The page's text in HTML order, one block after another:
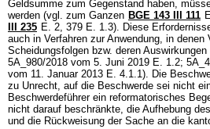
Geldsumme zum Gegenstand haben,
werden (vgl. zum Ganzen BGE 143 III 111
III 235 E. 2, 379 E. 1.3). Diese
auch in Verfahren zur Anwendung, in denen
Scheidungsfolgen bzw. deren
5A_980/2018 vom 5. Juni 2019 E. 1.2;
vom 11. Januar 2013 E. 4.1.1). Die
zu Unrecht, auf die Beschwerde sei nicht
Beschwerdeführer ein reformatorisches
nicht darauf beschränkte, die Aufhebung
und die Rückweisung der Sache an die